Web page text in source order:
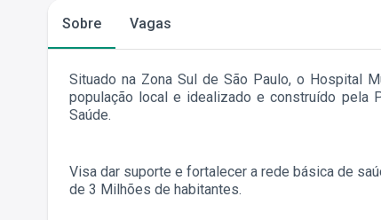
Sobre Vagas
Situado na Zona Sul de São Paulo, o Hospital
população local e idealizado e construído pela
Saúde.
Visa dar suporte e fortalecer a rede básica de
de 3 Milhões de habitantes.